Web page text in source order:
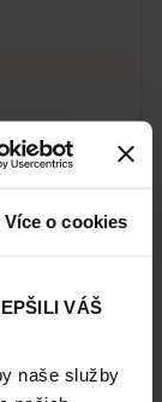
Více o cookies
VÁŠ
naše služby